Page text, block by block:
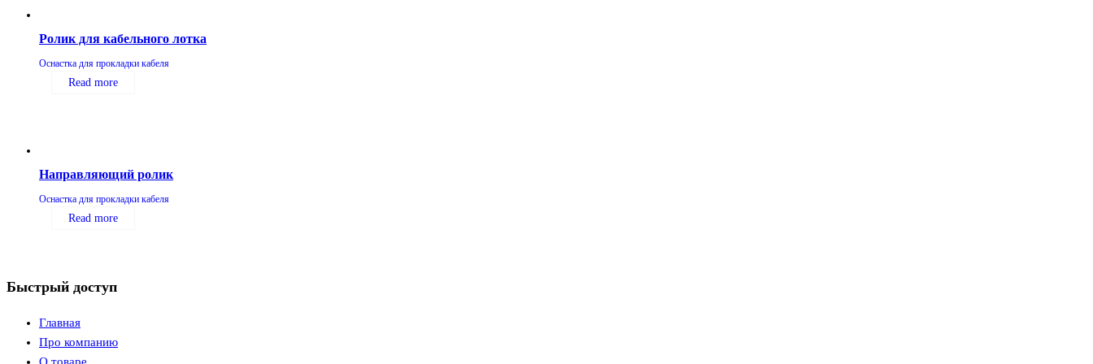
Ролик для кабельного лотка
Оснастка для прокладки кабеля
Read more
Направляющий ролик
Оснастка для прокладки кабеля
Read more
Быстрый доступ
Главная
Про компанию